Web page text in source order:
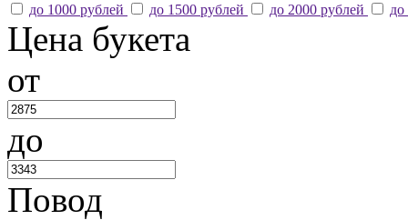
до 1000 рублей до 1500 рублей до 2000 рублей
Цена букета
от
до
Повод